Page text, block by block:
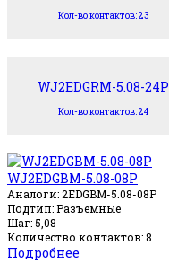
Кол-во контактов: 23
WJ2EDGRM-5.08-24P
Кол-во контактов: 24
WJ2EDGBM-5.08-08P
Аналоги: 2EDGBM-5.08-08P
Подтип: Разъемные
Шаг: 5,08
Количество контактов: 8
Подробнее